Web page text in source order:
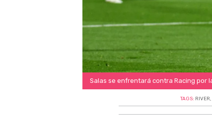
Salas se enfrentará contra Racing por
TAGS: RIVER,